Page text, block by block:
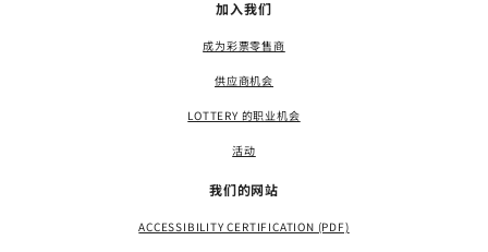
加入我们
成为彩票零售商
供应商机会
LOTTERY 的职业机会
活动
我们的网站
ACCESSIBILITY CERTIFICATION (PDF)